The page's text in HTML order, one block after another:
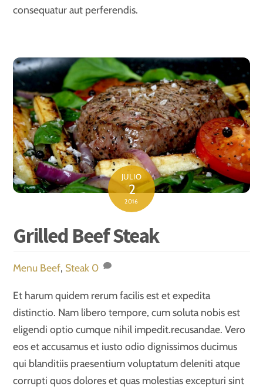
consequatur aut perferendis.
JULIO
2
2016
Grilled Beef Steak
Menu Beef, Steak 0
Et harum quidem rerum facilis est et expedita
distinctio. Nam libero tempore, cum soluta nobis est
eligendi optio cumque nihil impedit.recusandae. Vero
eos et accusamus et iusto odio dignissimos ducimus
qui blanditiis praesentium voluptatum deleniti atque
corrupti quos dolores et quas molestias excepturi sint